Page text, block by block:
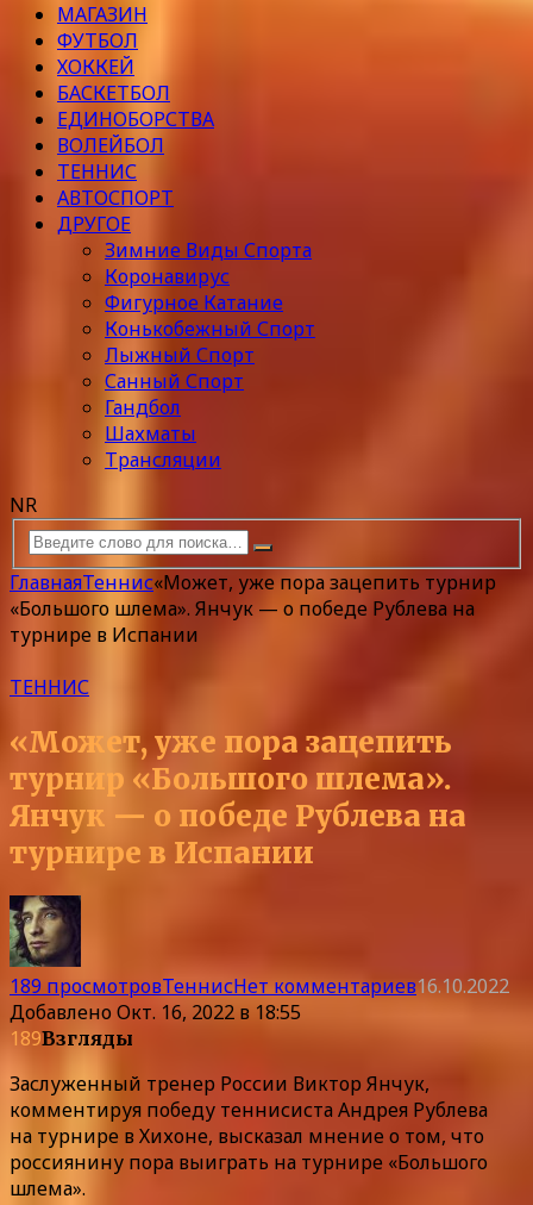
МАГАЗИН
ФУТБОЛ
ХОККЕЙ
БАСКЕТБОЛ
ЕДИНОБОРСТВА
ВОЛЕЙБОЛ
ТЕННИС
АВТОСПОРТ
ДРУГОЕ
Зимние Виды Спорта
Коронавирус
Фигурное Катание
Конькобежный Спорт
Лыжный Спорт
Санный Спорт
Гандбол
Шахматы
Трансляции
NR
ГлавнаяТеннис«Может, уже пора зацепить турнир
«Большого шлема». Янчук — о победе Рублева на
турнире в Испании
ТЕННИС
«Может, уже пора зацепить
турнир «Большого шлема».
Янчук — о победе Рублева на
турнире в Испании
189 просмотровТеннисНет комментариев16.10.2022
ДобавленоОкт. 16, 2022 в 18:55
189Взгляды
Заслуженный тренер России Виктор Янчук,
комментируя победу теннисиста Андрея Рублева
на турнире в Хихоне, высказал мнение о том, что
россиянину пора выиграть на турнире «Большого
шлема».